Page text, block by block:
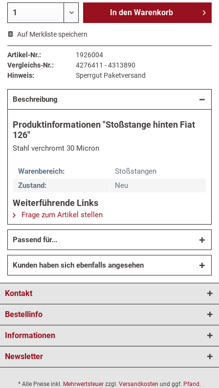
In den Warenkorb
Auf Merkliste speichern
Artikel-Nr.:
1926004
Vergleichs-Nr.:
4276411 - 4313890
Hinweis:
Sperrgut Paketversand
Beschreibung
Produktinformationen "Stoßstange hinten Fiat
126"
Stahl verchromt 30 Micron
Warenbereich:
Stoßstangen
Zustand:
Neu
Weiterführende Links
Frage zum Artikel stellen
Passend für...
Kunden haben sich ebenfalls angesehen
Kontakt
Bestellinfo
Informationen
Newsletter
* Alle Preise inkl. Mehrwertsteuer zzgl. Versandkosten und ggf. Pfand.